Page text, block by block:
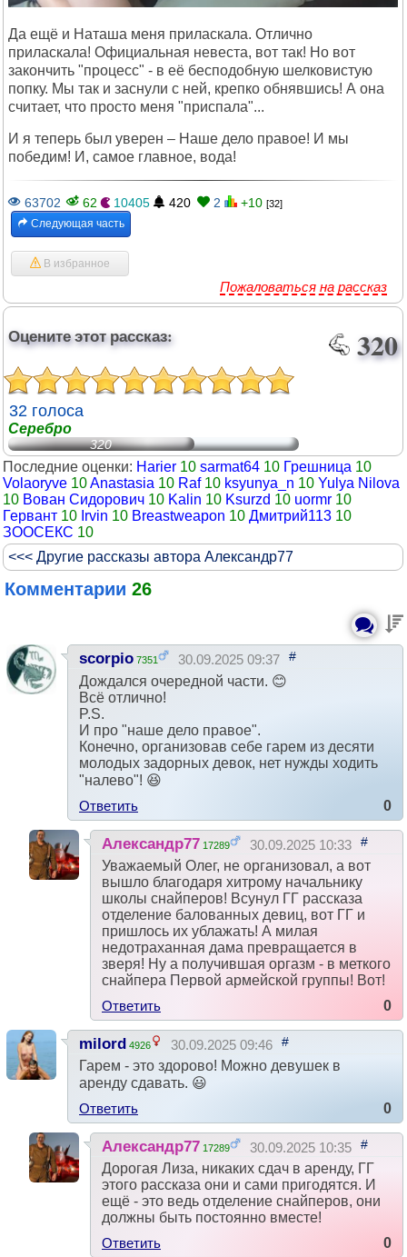
Да ещё и Наташа меня приласкала. Отлично
приласкала! Официальная невеста, вот так! Но вот
закончить "процесс" - в её бесподобную шелковистую
попку. Мы так и заснули с ней, крепко обнявшись! А она
считает, что просто меня "приспала"...
И я теперь был уверен – Наше дело правое! И мы
победим! И, самое главное, вода!
63702 62 10405 420 2 +10 [32]
Следующая часть
В избранное
Пожаловаться на рассказ
Оцените этот рассказ: 320
32 голоса
Серебро
320
Последние оценки: Harier 10 sarmat64 10 Грешница 10
Volaoryve 10Anastasia 10 Raf 10 ksyunya_n 10 Yulya Nilova
10 Вован Сидорович 10 Kalin 10 Ksurzd 10 uormr 10
Гервант 10 Irvin 10 Breastweapon 10 Дмитрий113 10
ЗООСЕКС 10
<<< Другие рассказы автора Александр77
Комментарии 26
scorpio 7351 30.09.2025 09:37 #
Дождался очередной части. 😊
Всё отлично!
P.S.
И про "наше дело правое".
Конечно, организовав себе гарем из десяти
молодых задорных девок, нет нужды ходить
"налево"! 😆
Ответить
0
Александр77 17289 30.09.2025 10:33 #
Уважаемый Олег, не организовал, а вот
вышло благодаря хитрому начальнику
школы снайперов! Всунул ГГ рассказа
отделение балованных девиц, вот ГГ и
пришлось их ублажать! А милая
недотраханная дама превращается в
зверя! Ну а получившая оргазм - в меткого
снайпера Первой армейской группы! Вот!
Ответить
0
milord 4926 30.09.2025 09:46 #
Гарем - это здорово! Можно девушек в
аренду сдавать. 😃
Ответить
0
Александр77 17289 30.09.2025 10:35 #
Дорогая Лиза, никаких сдач в аренду, ГГ
этого рассказа они и сами пригодятся. И
ещё - это ведь отделение снайперов, они
должны быть постоянно вместе!
Ответить
0